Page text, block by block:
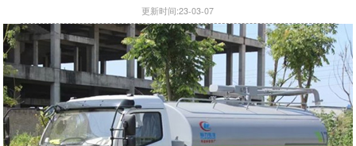
更新时间:23-03-07